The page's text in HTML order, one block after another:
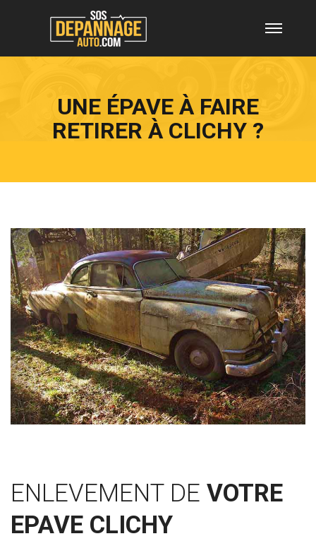
UNE ÉPAVE À FAIRE
RETIRER À CLICHY ?
ENLEVEMENT DE VOTRE
EPAVE CLICHY